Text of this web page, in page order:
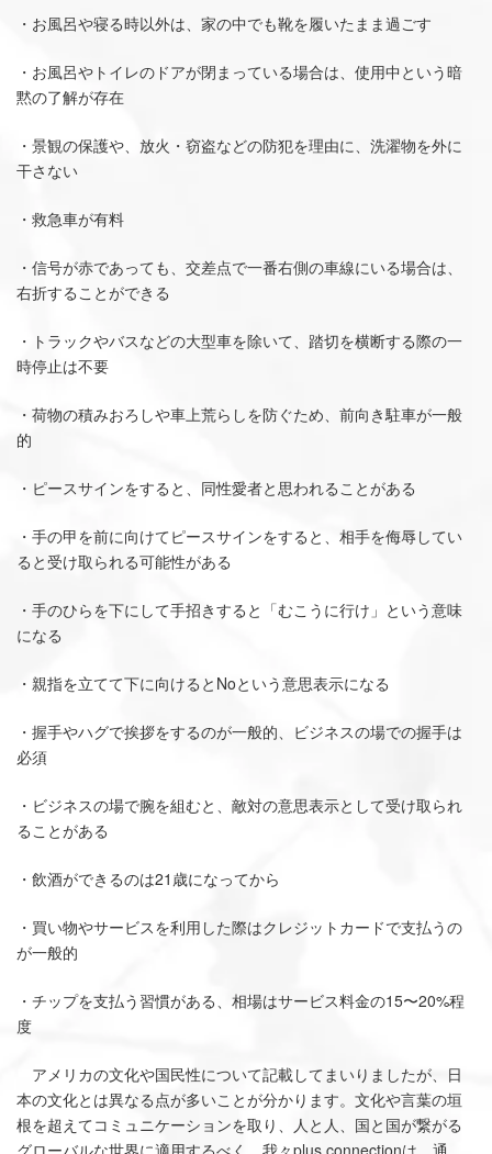
・お風呂や寝る時以外は、家の中でも靴を履いたまま過ごす
・お風呂やトイレのドアが閉まっている場合は、使用中という暗
黙の了解が存在
・景観の保護や、放火・窃盗などの防犯を理由に、洗濯物を外に
干さない
・救急車が有料
・信号が赤であっても、交差点で一番右側の車線にいる場合は、
右折することができる
・トラックやバスなどの大型車を除いて、踏切を横断する際の一
時停止は不要
・荷物の積みおろしや車上荒らしを防ぐため、前向き駐車が一般
的
・ピースサインをすると、同性愛者と思われることがある
・手の甲を前に向けてピースサインをすると、相手を侮辱してい
ると受け取られる可能性がある
・手のひらを下にして手招きすると「むこうに行け」という意味
になる
・親指を立てて下に向けるとNoという意思表示になる
・握手やハグで挨拶をするのが一般的、ビジネスの場での握手は
必須
・ビジネスの場で腕を組むと、敵対の意思表示として受け取られ
ることがある
・飲酒ができるのは21歳になってから
・買い物やサービスを利用した際はクレジットカードで支払うの
が一般的
・チップを支払う習慣がある、相場はサービス料金の15〜20%程
度
アメリカの文化や国民性について記載してまいりましたが、日
本の文化とは異なる点が多いことが分かります。文化や言葉の垣
根を超えてコミュニケーションを取り、人と人、国と国が繋がる